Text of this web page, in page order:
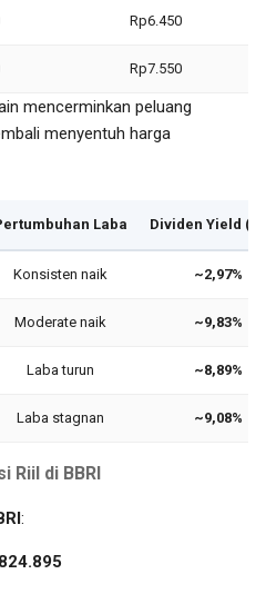
Rp6.450
Rp7.550
mencerminkan peluang
menyentuh harga
Laba Dividen Yield
Konsisten naik ~2,97%
Moderate naik ~9,83%
Laba turun ~8,89%
Laba stagnan ~9,08%
Riil di BBRI
: